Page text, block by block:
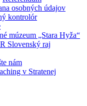
osobných údajov
kontrolór
múzeum „Stara Hyža“
Slovenský raj
nám
v Stratenej